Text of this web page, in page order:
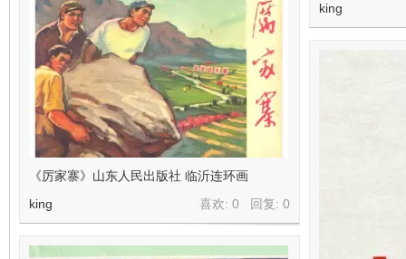
king
《厉家寨》山东人民出版社 临沂连环画
喜欢: 0 回复: 0
king